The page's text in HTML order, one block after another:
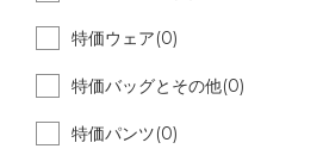
特価ウェア(0)
特価バッグとその他(0)
特価パンツ(0)